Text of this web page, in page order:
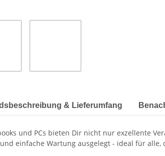
& Lieferumfang
und PCs bieten Dir nicht nur exzellente
einfache Wartung ausgelegt - ideal für